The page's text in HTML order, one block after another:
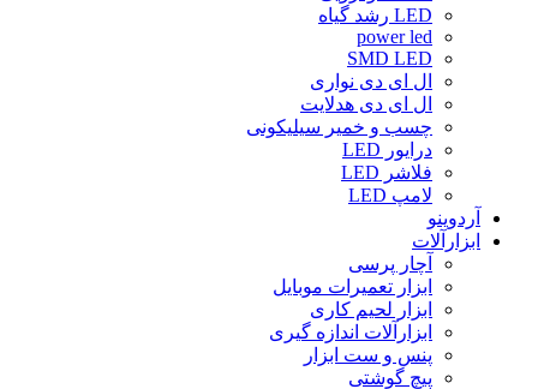
LED رشد گیاه
power led
SMD LED
ال ای دی نواری
ال ای دی هدلایت
چسب و خمیر سیلیکونی
درایور LED
فلاشر LED
لامپ LED
آردوینو
ابزارآلات
آچار پرسی
ابزار تعمیرات موبایل
ابزار لحیم کاری
ابزارآلات اندازه گیری
پنس و ست ابزار
پیچ گوشتی